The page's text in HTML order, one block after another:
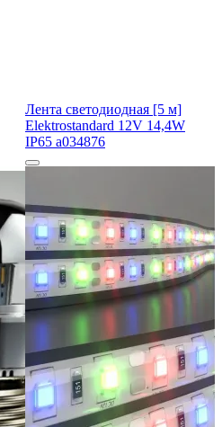
Лента светодиодная [5 м]
Elektrostandard 12V 14,4W
IP65 a034876